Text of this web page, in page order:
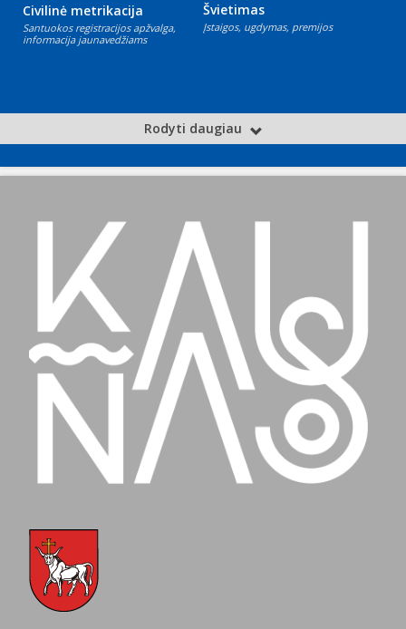
Civilinė metrikacija
Santuokos registracijos apžvalga,
informacija jaunavedžiams
Švietimas
Įstaigos, ugdymas, premijos
Rodyti daugiau